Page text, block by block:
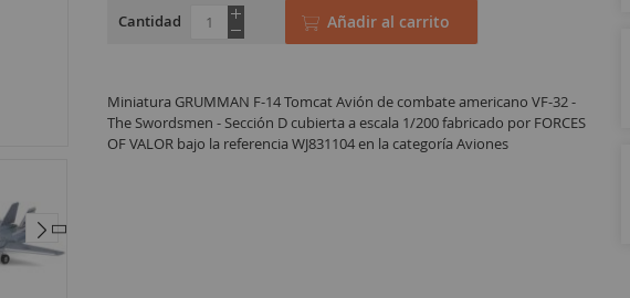
Cantidad
Añadir al carrito
Miniatura GRUMMAN F-14 Tomcat Avión de combate americano VF-32 -
The Swordsmen - Sección D cubierta a escala 1/200 fabricado por FORCES
OF VALOR bajo la referencia WJ831104 en la categoría Aviones